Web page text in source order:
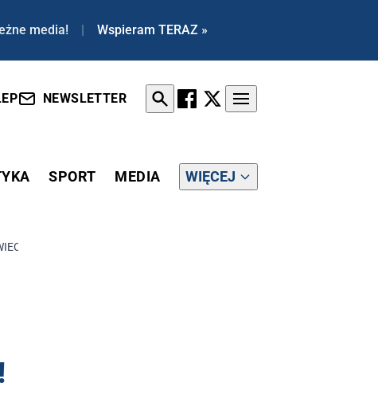
media! | Wspieram TERAZ »
NEWSLETTER
SPORT MEDIA WIĘCEJ
W NANKINIE